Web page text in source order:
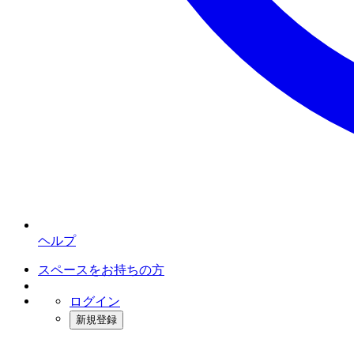
ヘルプ
スペースをお持ちの方
ログイン
新規登録